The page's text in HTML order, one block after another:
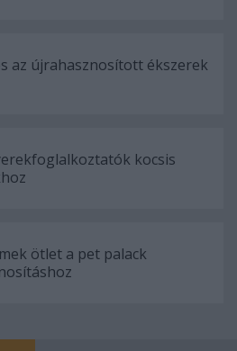
az újrahasznosított ékszerek
kocsis
ötlet a pet palack